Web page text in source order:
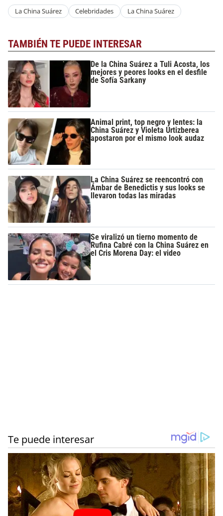
La China Suárez Celebridades La China Suárez
TAMBIÉN TE PUEDE INTERESAR
De la China Suárez a Tuli Acosta, los
mejores y peores looks en el desfile
de Sofía Sarkany
Animal print, top negro y lentes: la
China Suárez y Violeta Urtizberea
apostaron por el mismo look audaz
La China Suárez se reencontró con
Ámbar de Benedictis y sus looks se
llevaron todas las miradas
Se viralizó un tierno momento de
Rufina Cabré con la China Suárez en
el Cris Morena Day: el video